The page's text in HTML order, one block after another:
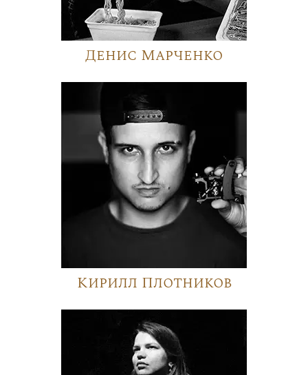
Денис Марченко
Кирилл Плотников